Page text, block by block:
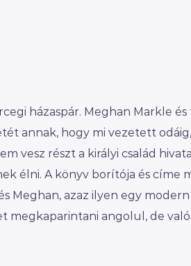
házaspár. Meghan Markle
annak, hogy mi vezetett
vesz részt a királyi család
élni. A könyv borítója és címe
Meghan, azaz ilyen egy modern
megkaparintani angolul, de